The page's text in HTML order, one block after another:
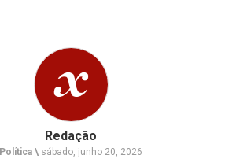
Redação
Política \ sábado, junho 20, 2026